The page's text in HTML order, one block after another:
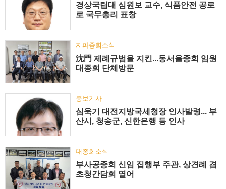
경상국립대 심원보 교수, 식품안전 공로
로 국무총리 표창
지파종회소식
沈門 제례규범을 지킨...동서울종회 임원
대종회 단체방문
종보기사
심욱기 대전지방국세청장 인사발령... 부
산시, 청송군, 신한은행 등 인사
대종회소식
부사공종회 신임 집행부 주관, 상견례 겸
초청간담회 열어